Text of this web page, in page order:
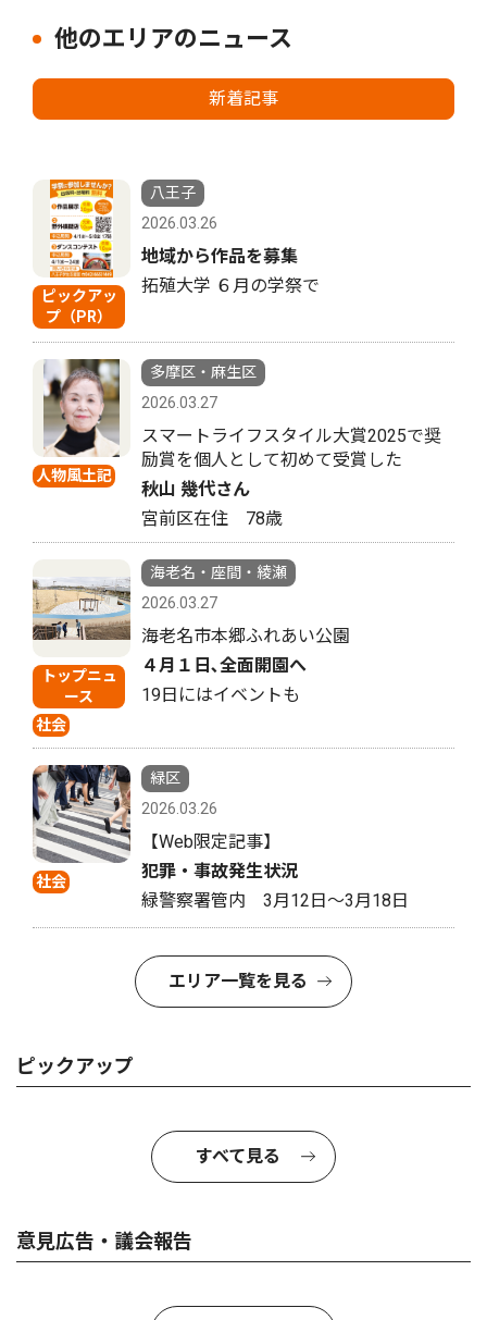
他のエリアのニュース
新着記事
ピックアッ
プ（PR）
八王子
2026.03.26
地域から作品を募集
拓殖大学 ６月の学祭で
人物風土記
多摩区・麻生区
2026.03.27
スマートライフスタイル大賞2025で奨
励賞を個人として初めて受賞した
秋山 幾代さん
宮前区在住 78歳
トップニュ
ース
社会
海老名・座間・綾瀬
2026.03.27
海老名市本郷ふれあい公園
４月１日､全面開園へ
19日にはイベントも
社会
緑区
2026.03.26
【Web限定記事】
犯罪・事故発生状況
緑警察署管内 3月12日〜3月18日
エリア一覧を見る
ピックアップ
すべて見る
意見広告・議会報告